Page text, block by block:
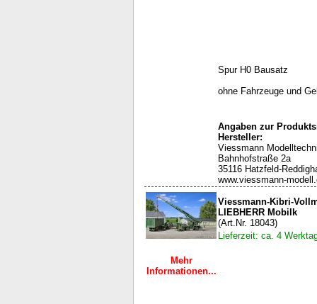
Spur H0 Bausatz
ohne Fahrzeuge und
Angaben zur
Hersteller:
Viessmann
Bahnhofstraße 2a
35116 Hatzfeld-
www.viessmann-
Mehr
Informationen...
Viessmann-Kibri-
LIEBHERR Mobilk
(Art.Nr. 18043)
Lieferzeit: ca. 4